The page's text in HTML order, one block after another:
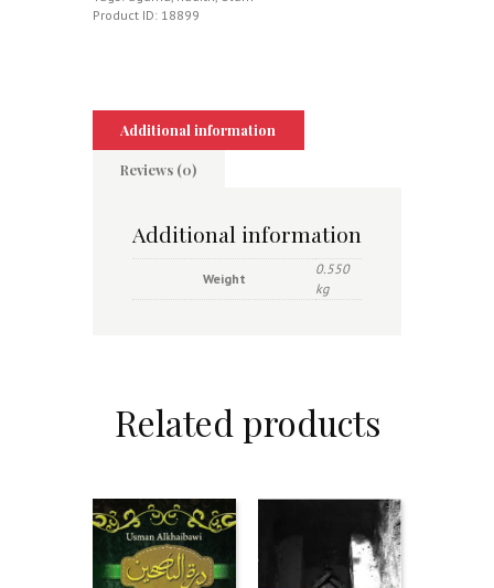
Product ID: 18899
Additional information
Reviews (0)
Additional information
Weight
0.550
kg
Related products